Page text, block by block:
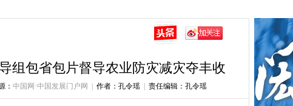
组包省包片督导农业防灾减灾夺丰收
： 中国网·中国发展门户网 作者：孔令瑶| 责任编辑：孔令瑶